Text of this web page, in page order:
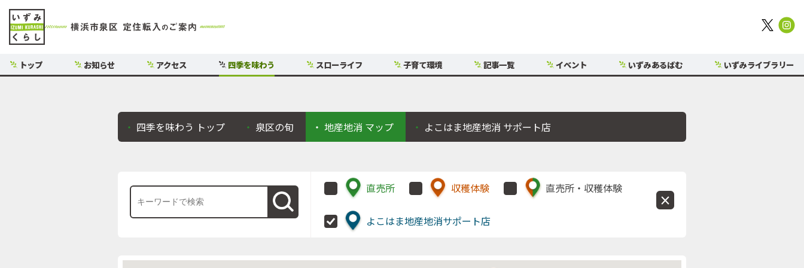
トップ お知らせ アクセス 四季を味わう スローライフ 子育て環境 記事一覧 イベント いずみあるばむ いずみライブラリー
四季を味わう トップ 泉区の旬 地産地消 マップ よこはま地産地消 サポート店
直売所 収穫体験 直売所・収穫体験
よこはま地産地消サポート店
×